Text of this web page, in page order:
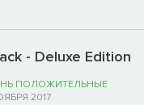
- Deluxe Edition
ПОЛОЖИТЕЛЬНЫЕ
2017